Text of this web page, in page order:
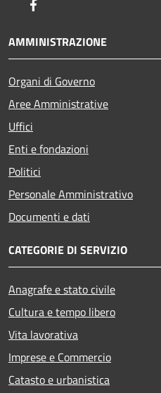
AMMINISTRAZIONE
Organi di Governo
Aree Amministrative
Uffici
Enti e fondazioni
Politici
Personale Amministrativo
Documenti e dati
CATEGORIE DI SERVIZIO
Anagrafe e stato civile
Cultura e tempo libero
Vita lavorativa
Imprese e Commercio
Catasto e urbanistica